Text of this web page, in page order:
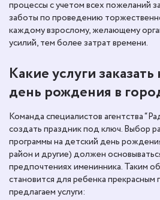
процессы с учетом всех пожеланий
заботы по проведению
каждому взрослому, желающему
усилий, тем более затрат времени.
Какие услуги
день рождения в
Команда специалистов агентства
создать праздник под ключ. Выбор
программы на детский день
район и другие) должен
предпочтениях именинника. Таким
становится для ребенка
предлагаем услуги: